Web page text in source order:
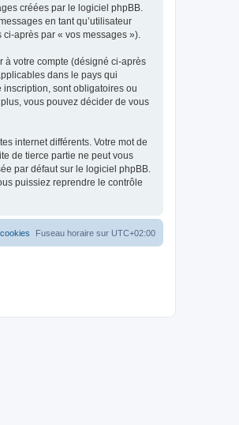
créées par le logiciel phpBB.
en tant qu’utilisateur
après par « vos messages »).
à votre compte (désigné ci-après
dans le pays qui
inscription, sont obligatoires ou
vous pouvez décider de vous
internet différents. Votre mot de
de tierce partie ne peut vous
par défaut sur le logiciel phpBB.
puissiez reprendre le contrôle
Fuseau horaire sur UTC+02:00